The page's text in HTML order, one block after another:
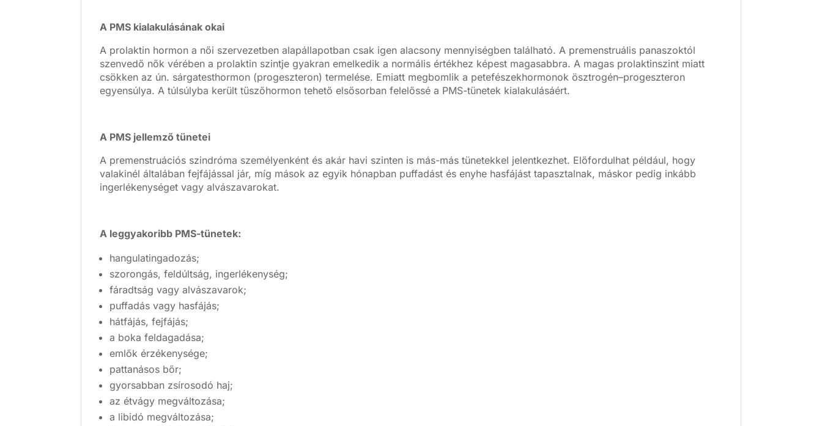
A PMS kialakulásának okai
A prolaktin hormon a női szervezetben alapállapotban csak igen alacsony mennyiségben található. A premenstruális panaszoktól
szenvedő nők vérében a prolaktin szintje gyakran emelkedik a normális értékhez képest magasabbra. A magas prolaktinszint miatt
csökken az ún. sárgatesthormon (progeszteron) termelése. Emiatt megbomlik a petefészekhormonok ösztrogén–progeszteron
egyensúlya. A túlsúlyba került tüszőhormon tehető elsősorban felelőssé a PMS-tünetek kialakulásáért.
A PMS jellemző tünetei
A premenstruációs szindróma személyenként és akár havi szinten is más-más tünetekkel jelentkezhet. Előfordulhat például, hogy
valakinél általában fejfájással jár, míg mások az egyik hónapban puffadást és enyhe hasfájást tapasztalnak, máskor pedig inkább
ingerlékenységet vagy alvászavarokat.
A leggyakoribb PMS-tünetek:
hangulatingadozás;
szorongás, feldúltság, ingerlékenység;
fáradtság vagy alvászavarok;
puffadás vagy hasfájás;
hátfájás, fejfájás;
a boka feldagadása;
emlők érzékenysége;
pattanásos bőr;
gyorsabban zsírosodó haj;
az étvágy megváltozása;
a libidó megváltozása;